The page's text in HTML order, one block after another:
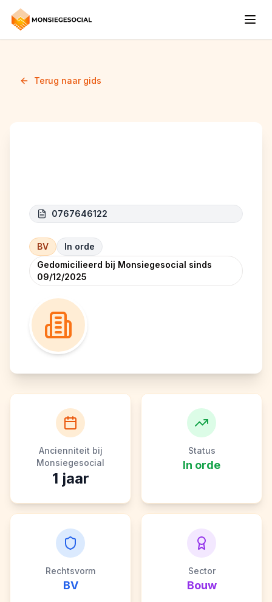
Terug naar gids
0767646122
BV
In orde
Gedomicilieerd bij Monsiegesocial sinds
09/12/2025
Ancienniteit bij
Monsiegesocial
1 jaar
Status
In orde
Rechtsvorm
BV
Sector
Bouw